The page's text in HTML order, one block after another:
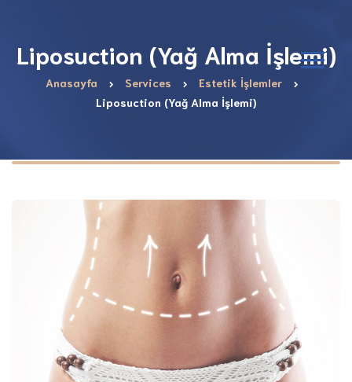
Liposuction (Yağ Alma İşlemi)
Anasayfa Services
Estetik İşlemler
Liposuction (Yağ Alma İşlemi)